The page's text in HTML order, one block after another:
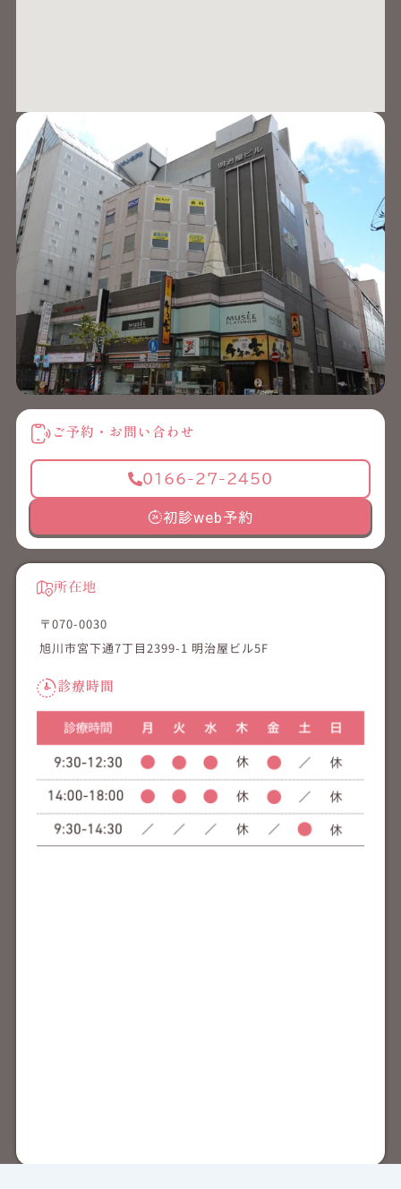
ご予約・お問い合わせ
0166-27-2450
初診web予約
所在地
〒070-0030
旭川市宮下通7丁目2399-1 明治屋ビル5F
診療時間